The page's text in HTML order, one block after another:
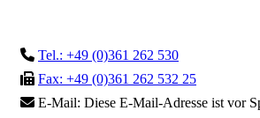
Tel.: +49 (0)361 262 530
Fax: +49 (0)361 262 532 25
E-Mail: Diese E-Mail-Adresse ist vor